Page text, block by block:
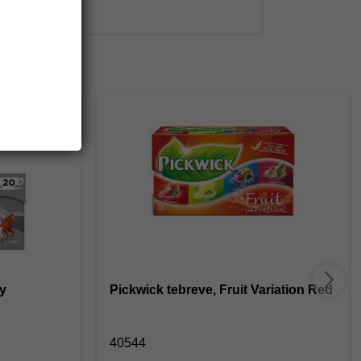
Pickwick tebreve, Fruit Variation Red
40544